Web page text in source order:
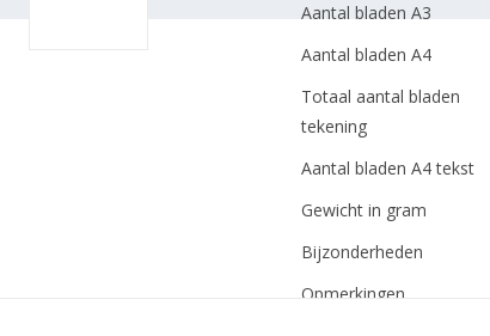
Aantal bladen A3
Aantal bladen A4
Totaal aantal bladen
tekening
Aantal bladen A4 tekst
Gewicht in gram
Bijzonderheden
Opmerkingen